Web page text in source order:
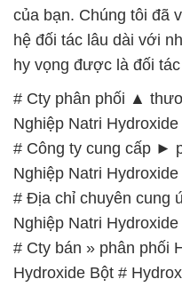
của bạn. Chúng tôi đã
hệ đối tác lâu dài với
hy vọng được là đối
# Cty phân phối ▲
Nghiệp Natri
# Công ty cung cấp ►
Nghiệp Natri
# Địa chỉ chuyên cung
Nghiệp Natri
# Cty bán » phân phối
Hydroxide Bột #